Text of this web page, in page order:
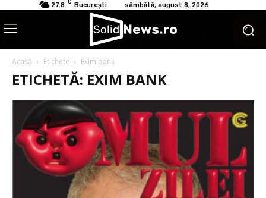
27.8 C București sâmbătă, august 8, 2026
Acasă Etichete Exim bank
ETICHETĂ: EXIM BANK